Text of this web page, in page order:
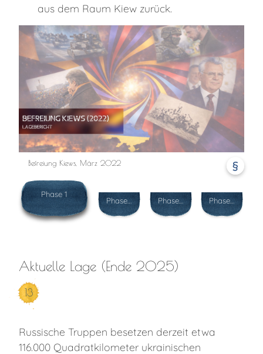
aus dem Raum Kiew zurück.
§
Befreiung Kiews, März 2022
Phase 1
Phase 2 Phase 3 Phase 4
Aktuelle Lage (Ende 2025)
13
Russische Truppen besetzen derzeit etwa
116.000 Quadratkilometer ukrainischen